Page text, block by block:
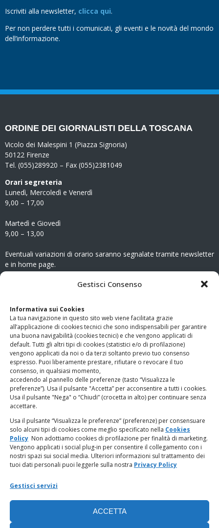
Gestisci Consenso
Informativa sui Cookies
La tua navigazione in questo sito web viene facilitata grazie
all’applicazione di cookies tecnici che sono indispensabili per garantire
una buona navigabilità (cookies tecnici) e che vengono applicati di
default. Tutti gli altri tipi di cookies (statistici e/o di profilazione)
vengono applicati da noi o da terzi soltanto previo tuo consenso
espresso. Puoi liberamente prestare, rifiutare o revocare il tuo
consenso, in qualsiasi momento,
accedendo al pannello delle preferenze (tasto “Visualizza le
preferenze”). Usa il pulsante "Accetta” per acconsentire a tutti i cookies.
Usa il pulsante "Nega" o “Chiudi” (crocetta in alto) per continuare senza
accettare.
Usa il pulsante “Visualizza le preferenze” (preferenze) per consensuare
solo alcuni tipi di cookies come meglio specificato nella Cookies
Policy Non adottiamo cookies di profilazione per finalità di marketing.
Vengono applicati i social plug-in per consentire il collegamento con i
nostri spazi sui social media. Ulteriori informazioni sul trattamento dei
tuoi dati personali puoi leggerle sulla nostra Privacy Policy
Gestisci servizi
ACCETTA
Iscriviti alla newsletter, clicca qui.
Per non perdere tutti i comunicati, gli eventi e le novità del mondo
dell’informazione.
ORDINE DEI GIORNALISTI DELLA TOSCANA
Vicolo dei Malespini 1 (Piazza Signoria)
50122 Firenze
Tel. (055)289920 – Fax (055)2381049
Orari segreteria
Lunedì, Mercoledì e Venerdì
9,00 – 17,00
Martedì e Giovedì
9,00 – 13,00
Eventuali variazioni di orario saranno segnalate tramite newsletter
e in home page.
www.odg.toscana.it – testata registrata presso il Tribunale di
Firenze al nr. 5208 dell’ 08.10.2002. Direttore responsabile:
Giampaolo Marchini – C.F. 80005790482
LINK UTILI
PagoPA
Privacy Policy
Regolamento categorie particolari di dati personali e dati
giudiziari
Amministrazione Trasparente
Cookie Policy (UE)